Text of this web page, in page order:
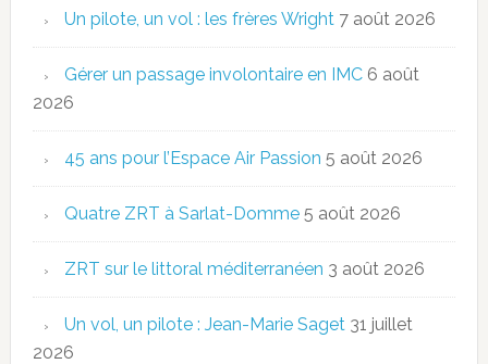
Un pilote, un vol : les frères Wright 7 août 2026
Gérer un passage involontaire en IMC 6 août
2026
45 ans pour l’Espace Air Passion 5 août 2026
Quatre ZRT à Sarlat-Domme 5 août 2026
ZRT sur le littoral méditerranéen 3 août 2026
Un vol, un pilote : Jean-Marie Saget 31 juillet
2026